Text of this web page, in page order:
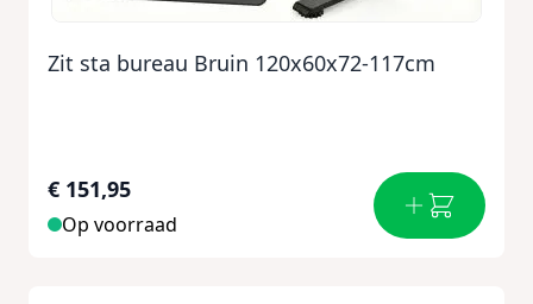
Zit sta bureau Bruin 120x60x72-117cm
€ 151,95
Op voorraad